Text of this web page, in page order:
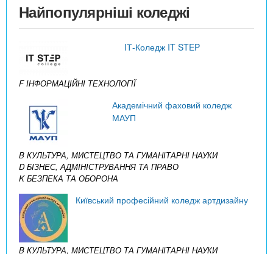
Найпопулярніші коледжі
IТ-Коледж IT STEP
F ІНФОРМАЦІЙНІ ТЕХНОЛОГІЇ
Академічний фаховий коледж
МАУП
B КУЛЬТУРА, МИСТЕЦТВО ТА ГУМАНІТАРНІ НАУКИ
D БІЗНЕС, АДМІНІСТРУВАННЯ ТА ПРАВО
K БЕЗПЕКА ТА ОБОРОНА
Київський професійний коледж артдизайну
B КУЛЬТУРА, МИСТЕЦТВО ТА ГУМАНІТАРНІ НАУКИ